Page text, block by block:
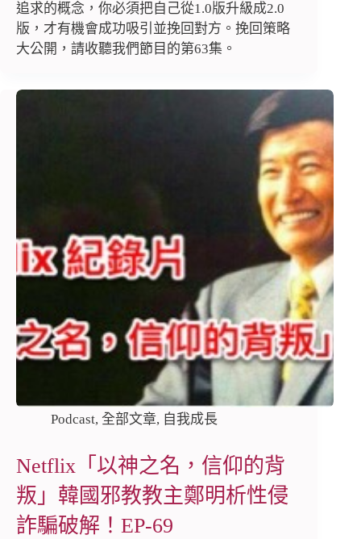
追求的概念，你必須把自己從1.0版升級成2.0
版，才有機會成功吸引並挽回對方。挽回策略
大公開，請收聽我們節目的第63集。
Podcast, 全部文章, 自我成長
Netflix「以神之名，信仰的背
叛」韓國邪教教主鄭明析性侵
詐騙破解！EP-69